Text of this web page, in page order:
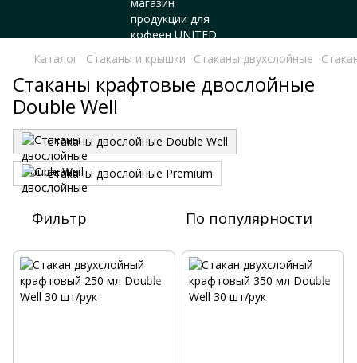
Каталог Стаканы и крышки Стаканы двухслойные
Стаканы крафтовые двослойные
Double Well
Стаканы двослойные Double Well
Стаканы двослойные Premium
Фильтр По популярности